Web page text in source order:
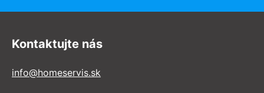
Kontaktujte nás
info@homeservis.sk